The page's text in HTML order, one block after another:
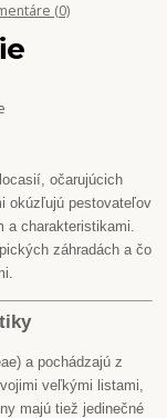
(0)
očarujúcich
okúzľujú pestovateľov
a charakteristikami.
záhradách a čo
a pochádzajú z
veľkými listami,
majú tiež jedinečné